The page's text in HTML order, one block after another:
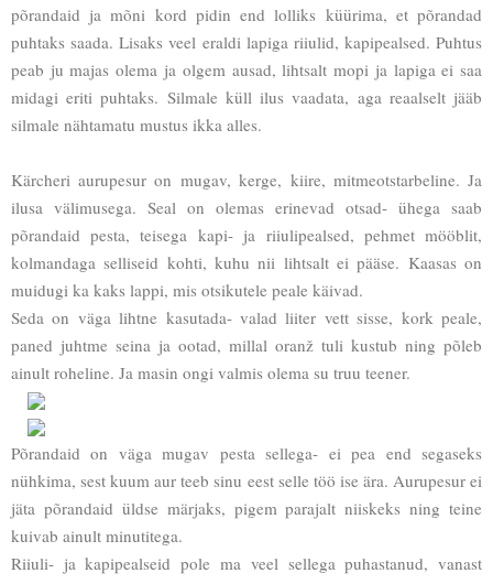
põrandaid ja mõni kord pidin end lolliks küürima, et põrandad
puhtaks saada. Lisaks veel eraldi lapiga riiulid, kapipealsed. Puhtus
peab ju majas olema ja olgem ausad, lihtsalt mopi ja lapiga ei saa
midagi eriti puhtaks. Silmale küll ilus vaadata, aga reaalselt jääb
silmale nähtamatu mustus ikka alles.
Kärcheri aurupesur on mugav, kerge, kiire, mitmeotstarbeline. Ja
ilusa välimusega. Seal on olemas erinevad otsad- ühega saab
põrandaid pesta, teisega kapi- ja riiulipealsed, pehmet mööblit,
kolmandaga selliseid kohti, kuhu nii lihtsalt ei pääse. Kaasas on
muidugi ka kaks lappi, mis otsikutele peale käivad.
Seda on väga lihtne kasutada- valad liiter vett sisse, kork peale,
paned juhtme seina ja ootad, millal oranž tuli kustub ning põleb
ainult roheline. Ja masin ongi valmis olema su truu teener.
Põrandaid on väga mugav pesta sellega- ei pea end segaseks
nühkima, sest kuum aur teeb sinu eest selle töö ise ära. Aurupesur ei
jäta põrandaid üldse märjaks, pigem parajalt niiskeks ning teine
kuivab ainult minutitega.
Riiuli- ja kapipealseid pole ma veel sellega puhastanud, vanast